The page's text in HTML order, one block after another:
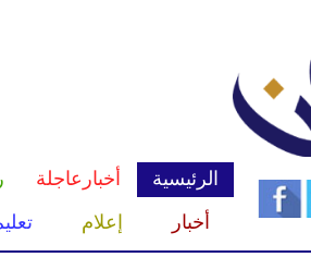
الرئيسية أخبارعاجلة
أخبار
إعلام